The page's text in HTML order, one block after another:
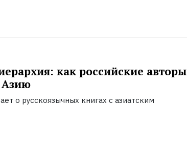
как российские авторы
о русскоязычных книгах с азиатским